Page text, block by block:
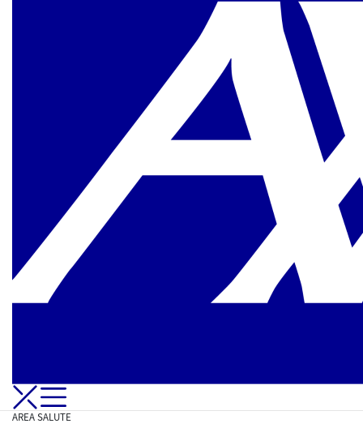
Apri-Chiudi Menu di navigazione
AREA SALUTE